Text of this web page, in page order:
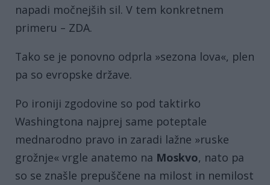
napadi močnejših sil. V tem konkretnem
primeru – ZDA.
Tako se je ponovno odprla »sezona lova«, plen
pa so evropske države.
Po ironiji zgodovine so pod taktirko
Washingtona najprej same poteptale
mednarodno pravo in zaradi lažne »ruske
grožnje« vrgle anatemo na Moskvo, nato pa
so se znašle prepuščene na milost in nemilost